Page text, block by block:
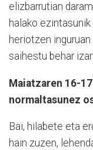
elizbarrutian
halako
heriotzen
saihestu behar
Maiatzaren 16-
normaltasunez
Bai, hilabete eta
hain zuzen,